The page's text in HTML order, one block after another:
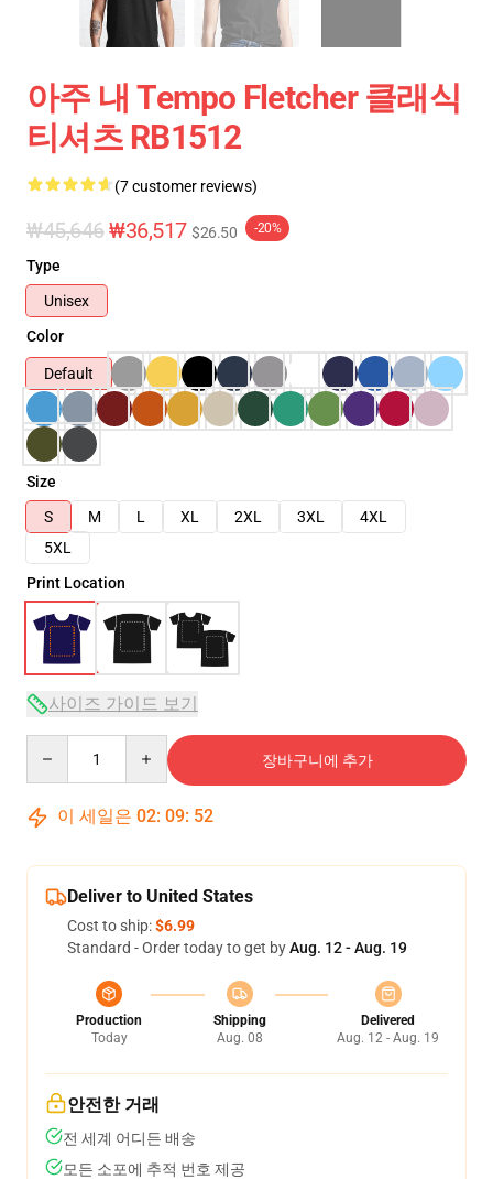
아주 내 Tempo Fletcher 클래식
티셔츠 RB1512
(7 customer reviews)
₩45,646₩36,517 $26.50 -20%
Type
Unisex
Color
Default
Size
S
M L XL 2XL 3XL
4XL
5XL
Print Location
사이즈 가이드 보기
장바구니에 추가
이 세일은 02: 09: 51
Deliver to United States
Cost to ship:$6.99
Standard - Order today to get byAug. 12 - Aug. 19
Production
Today
Shipping
Aug. 08
Delivered
Aug. 12 - Aug. 19
안전한 거래
전 세계 어디든 배송
모든 소포에 추적 번호 제공